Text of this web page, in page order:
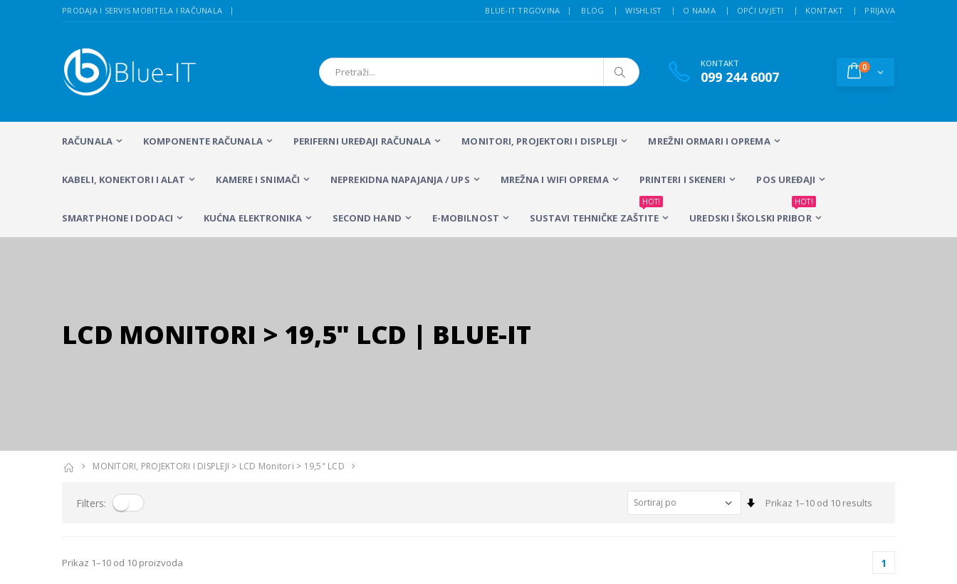
PRODAJA I SERVIS MOBITELA I RAČUNALA BLUE-IT TRGOVINA BLOG WISHLIST O NAMA OPĆI UVJETI KONTAKT PRIJAVA
KONTAKT
099 244 6007
0
RAČUNALA KOMPONENTE RAČUNALA PERIFERNI UREĐAJI RAČUNALA MONITORI, PROJEKTORI I DISPLEJI MREŽNI ORMARI I OPREMA
KABELI, KONEKTORI I ALAT KAMERE I SNIMAČI NEPREKIDNA NAPAJANJA / UPS MREŽNA I WIFI OPREMA PRINTERI I SKENERI POS UREĐAJI
SMARTPHONE I DODACI KUĆNA ELEKTRONIKA SECOND HAND E-MOBILNOST SUSTAVI TEHNIČKE ZAŠTITE
HOT!
UREDSKI I ŠKOLSKI PRIBOR
HOT!
LCD MONITORI > 19,5" LCD | BLUE-IT
MONITORI, PROJEKTORI I DISPLEJI > LCD Monitori > 19,5" LCD
Filters: Sortiraj
Prikaz 1–10 od 10 results
Prikaz 1–10 od 10 proizvoda 1